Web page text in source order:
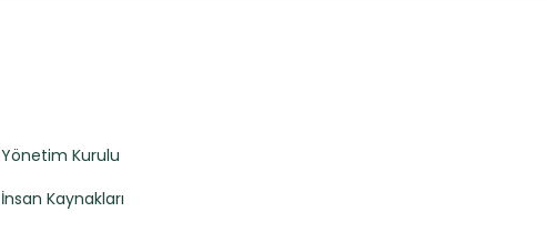
Yönetim Kurulu
İnsan Kaynakları